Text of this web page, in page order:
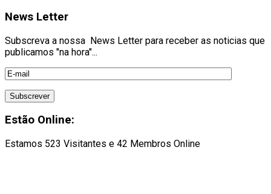
News Letter
Subscreva a nossa News Letter para receber as noticias que
publicamos "na hora"...
Estão Online:
Estamos 523 Visitantes e 42 Membros Online